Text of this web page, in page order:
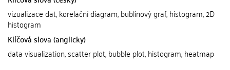
vizualizace dat, korelační diagram, bublinový graf, histogram, 2D
histogram
Klíčová slova (anglicky)
data visualization, scatter plot, bubble plot, histogram, heatmap